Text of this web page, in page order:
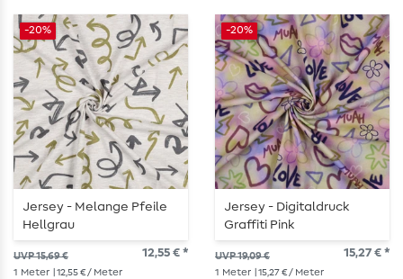
-20%
Jersey - Melange Pfeile
Hellgrau
UVP 15,69 € 12,55 € *
1 Meter | 12,55 € / Meter
-20%
Jersey - Digitaldruck
Graffiti Pink
UVP 19,09 € 15,27 € *
1 Meter | 15,27 € / Meter